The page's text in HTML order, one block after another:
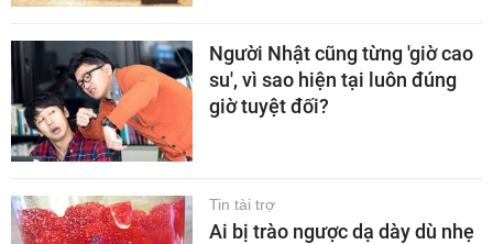
Người Nhật cũng từng 'giờ cao
su', vì sao hiện tại luôn đúng
giờ tuyệt đối?
Tin tài trợ
Ai bị trào ngược dạ dày dù nhẹ